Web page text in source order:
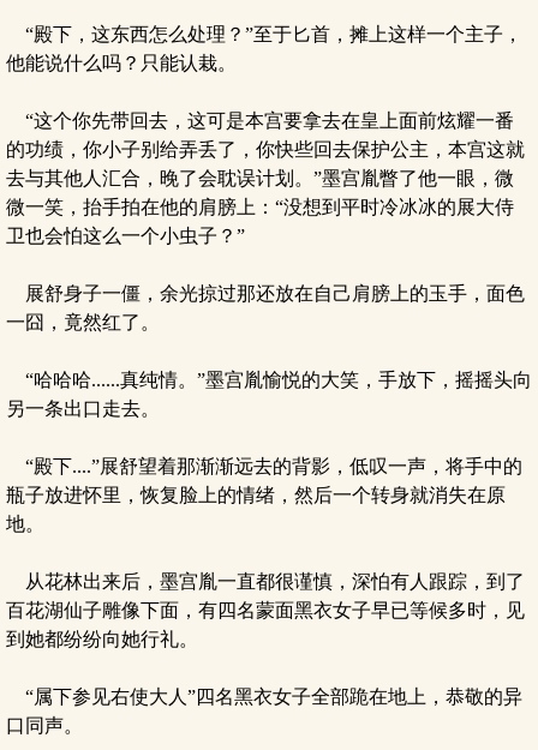
“殿下，这东西怎么处理？”至于匕首，摊上这样一个主子，
他能说什么吗？只能认栽。
“这个你先带回去，这可是本宫要拿去在皇上面前炫耀一番
的功绩，你小子别给弄丢了，你快些回去保护公主，本宫这就
去与其他人汇合，晚了会耽误计划。”墨宫胤瞥了他一眼，微
微一笑，抬手拍在他的肩膀上：“没想到平时冷冰冰的展大侍
卫也会怕这么一个小虫子？”
展舒身子一僵，余光掠过那还放在自己肩膀上的玉手，面色
一囧，竟然红了。
“哈哈哈......真纯情。”墨宫胤愉悦的大笑，手放下，摇摇头向
另一条出口走去。
“殿下....”展舒望着那渐渐远去的背影，低叹一声，将手中的
瓶子放进怀里，恢复脸上的情绪，然后一个转身就消失在原
地。
从花林出来后，墨宫胤一直都很谨慎，深怕有人跟踪，到了
百花湖仙子雕像下面，有四名蒙面黑衣女子早已等候多时，见
到她都纷纷向她行礼。
“属下参见右使大人”四名黑衣女子全部跪在地上，恭敬的异
口同声。